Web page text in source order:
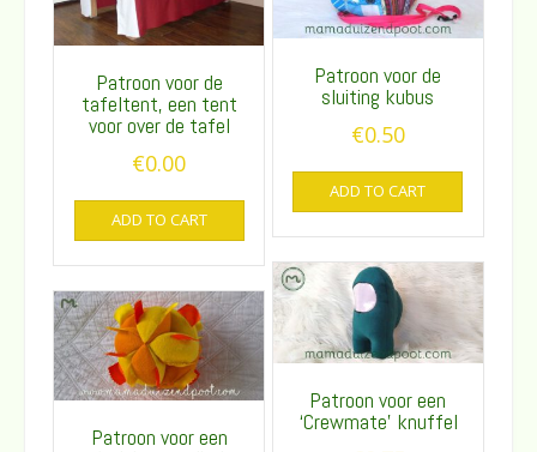
Patroon voor de
sluiting kubus
€0.50
ADD TO CART
Patroon voor de
tafeltent, een tent
voor over de tafel
€0.00
ADD TO CART
Patroon voor een
‘Crewmate’ knuffel
Patroon voor een